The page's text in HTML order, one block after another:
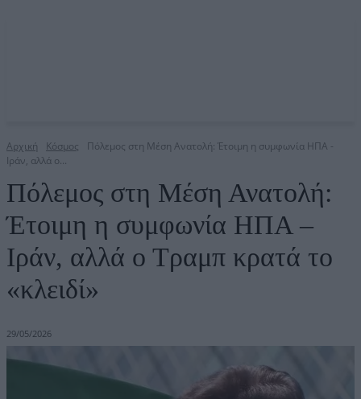
Αρχική Κόσμος
Πόλεμος στη Μέση Ανατολή: Έτοιμη η συμφωνία ΗΠΑ -
Ιράν, αλλά ο...
Πόλεμος στη Μέση Ανατολή:
Έτοιμη η συμφωνία ΗΠΑ –
Ιράν, αλλά ο Τραμπ κρατά το
«κλειδί»
29/05/2026